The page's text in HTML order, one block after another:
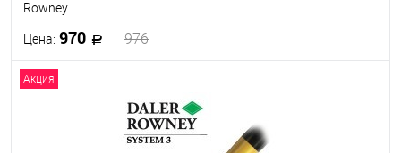
Rowney
Цена: 970 976
В наличии
Акция